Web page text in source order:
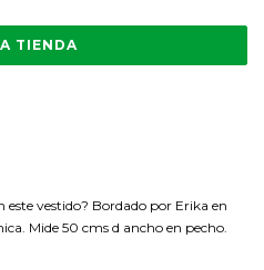
TIENDA
este vestido? Bordado por Erika en
Mide 50 cms d ancho en pecho.